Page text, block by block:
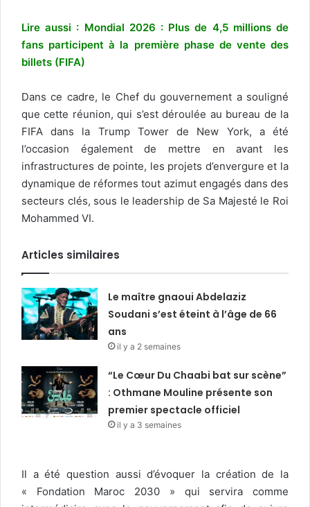
Lire aussi : Mondial 2026 : Plus de 4,5 millions de
fans participent à la première phase de vente des
billets (FIFA)
Dans ce cadre, le Chef du gouvernement a souligné
que cette réunion, qui s’est déroulée au bureau de la
FIFA dans la Trump Tower de New York, a été
l’occasion également de mettre en avant les
infrastructures de pointe, les projets d’envergure et la
dynamique de réformes tout azimut engagés dans des
secteurs clés, sous le leadership de Sa Majesté le Roi
Mohammed VI.
Articles similaires
Le maître gnaoui Abdelaziz
Soudani s’est éteint à l’âge de 66
ans
il y a 2 semaines
“Le Cœur Du Chaabi bat sur scène”
: Othmane Mouline présente son
premier spectacle officiel
il y a 3 semaines
Il a été question aussi d’évoquer la création de la
« Fondation Maroc 2030 » qui servira comme